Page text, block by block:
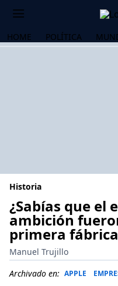
HOME POLÍTICA
Historia
¿Sabías que el
ambición
primera
Manuel Trujillo
Archivado en: APPLE